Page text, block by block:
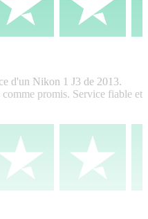
d'un Nikon 1 J3 de 2013.
promis. Service fiable et